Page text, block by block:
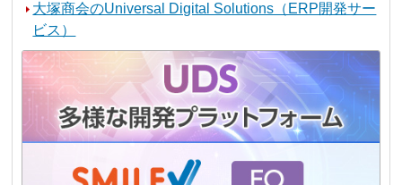
大塚商会のUniversal Digital Solutions（ERP開発サー
ビス）